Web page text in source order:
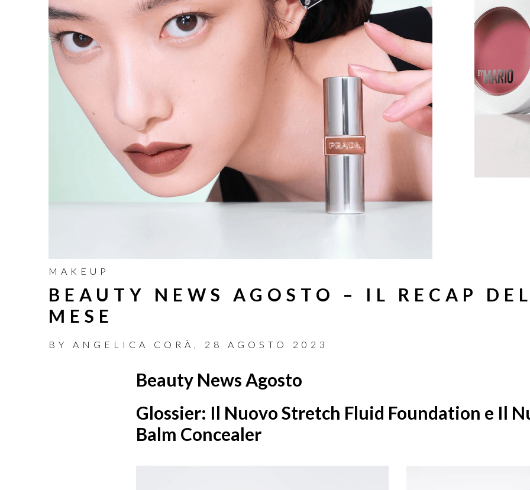
MAKEUP
BEAUTY NEWS AGOSTO – IL RECAP DEL
MESE
BY ANGELICA CORÀ , 28 AGOSTO 2023
Beauty News Agosto
Glossier: Il Nuovo Stretch Fluid Foundation e Il
Balm Concealer